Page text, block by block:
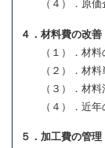
（４）．原価
４．材料費の改
（１）．材料
（２）．材料
（３）．材料
（４）．近年
５．加工費の管